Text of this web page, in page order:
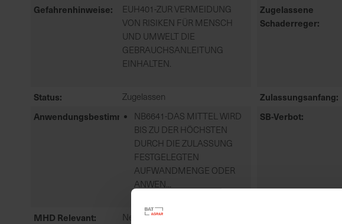
Gefahrenhinweise
EUH401-ZUR VERMEIDUNG
VON RISIKEN FÜR MENSCH
UND UMWELT DIE
GEBRAUCHSANLEITUNG
EINHALTEN.
Zugelassene
Schaderreger
Status
Zugelassen Zulassungsanfang
AnwendungsbestimmungenNB6641-DAS MITTEL WIRD
BIS ZU DER HÖCHSTEN
DURCH DIE ZULASSUNG
FESTGELEGTEN
AUFWANDMENGE ODER
ANWEN...
SB-Verbot
MHD Relevant Nein